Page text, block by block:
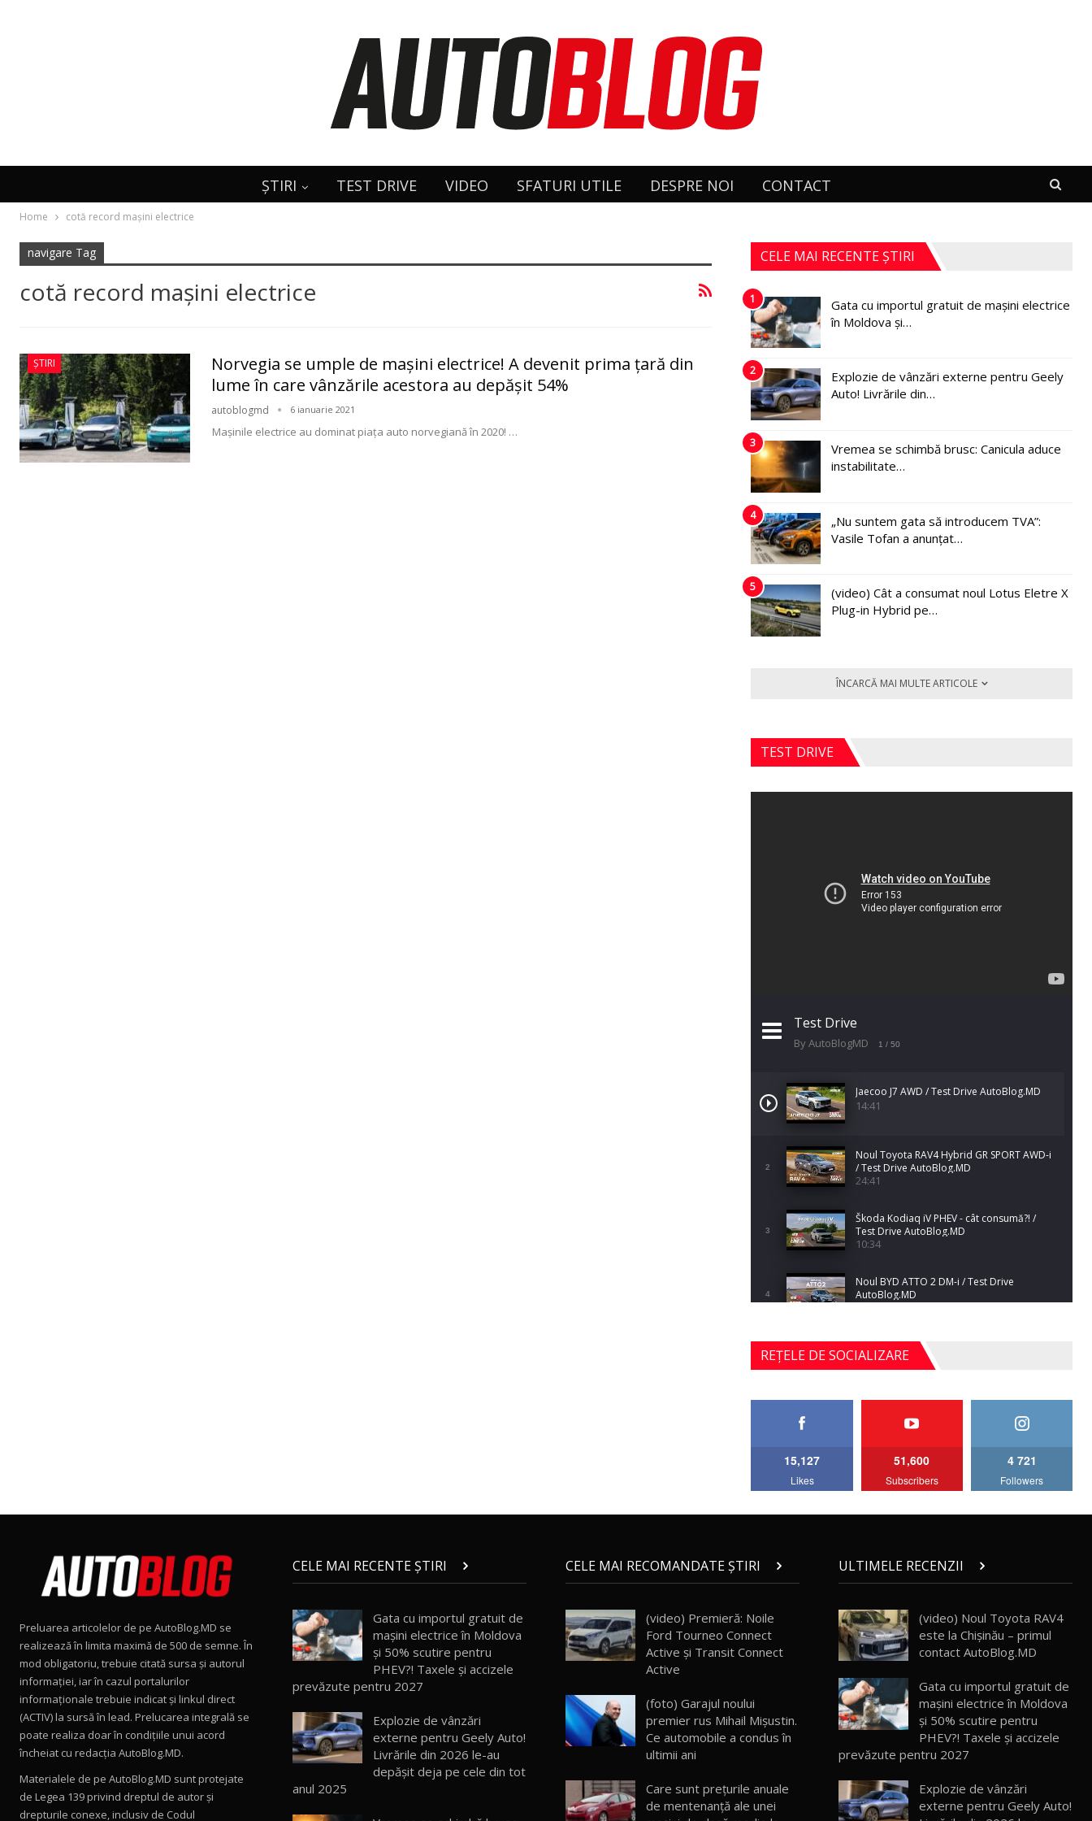
ȘTIRI TEST DRIVE VIDEO SFATURI UTILE DESPRE NOI CONTACT
Home cotă record maşini electrice
navigare Tag
cotă record maşini electrice
ȘTIRI
Norvegia se umple de maşini electrice! A devenit prima ţară din
lume în care vânzările acestora au depăşit 54%
autoblogmd 6 ianuarie 2021
Mașinile electrice au dominat piața auto norvegiană în 2020! …
CELE MAI RECENTE ȘTIRI
1
Gata cu importul gratuit de mașini electrice
în Moldova și…
2
Explozie de vânzări externe pentru Geely
Auto! Livrările din…
3
Vremea se schimbă brusc: Canicula aduce
instabilitate…
4
„Nu suntem gata să introducem TVA”:
Vasile Tofan a anunțat…
5
(video) Cât a consumat noul Lotus Eletre X
Plug-in Hybrid pe…
ÎNCARCĂ MAI MULTE ARTICOLE
TEST DRIVE
Test Drive
By AutoBlogMD 1 / 50
Jaecoo J7 AWD / Test Drive AutoBlog.MD
14:41
2
Noul Toyota RAV4 Hybrid GR SPORT AWD-i
/ Test Drive AutoBlog.MD
24:41
3
Škoda Kodiaq iV PHEV - cât consumă?! /
Test Drive AutoBlog.MD
10:34
4
Noul BYD ATTO 2 DM-i / Test Drive
AutoBlog.MD
5
Noul Mercedes-Benz S-Class facelift (S 580
4MATIC V223) / Test Drive AutoBlog.MD
27:33
AutoBlog.MD
15:08
15:22
Mercedes-AMG E 53 HYBRID 4MATIC+ /
Test Drive AutoBlog.MD
16:27
11
Noul Volvo ES90 / Test Drive AutoBlog.MD
Noul MG HS / Test Drive AutoBlog.MD
16:48
REȚELE DE SOCIALIZARE
15,127
Likes
51,600
Subscribers
4 721
Followers
Preluarea articolelor de pe AutoBlog.MD se
realizează în limita maximă de 500 de semne. În
mod obligatoriu, trebuie citată sursa și autorul
informației, iar în cazul portalurilor
informaționale trebuie indicat și linkul direct
(ACTIV) la sursă în lead. Prelucarea integrală se
poate realiza doar în condițiile unui acord
încheiat cu redacţia AutoBlog.MD.
Materialele de pe AutoBlog.MD sunt protejate
de Legea 139 privind dreptul de autor și
drepturile conexe, inclusiv de Codul
CELE MAI RECENTE ȘTIRI
Gata cu importul gratuit de
mașini electrice în Moldova
și 50% scutire pentru
PHEV?! Taxele și accizele
prevăzute pentru 2027
Explozie de vânzări
externe pentru Geely Auto!
Livrările din 2026 le-au
depășit deja pe cele din tot
anul 2025
CELE MAI RECOMANDATE ȘTIRI
(video) Premieră: Noile
Ford Tourneo Connect
Active şi Transit Connect
Active
(foto) Garajul noului
premier rus Mihail Mișustin.
Ce automobile a condus în
ultimii ani
Care sunt prețurile anuale
de mentenanță ale unei
ULTIMELE RECENZII
(video) Noul Toyota RAV4
este la Chișinău – primul
contact AutoBlog.MD
Gata cu importul gratuit de
mașini electrice în Moldova
și 50% scutire pentru
PHEV?! Taxele și accizele
prevăzute pentru 2027
Explozie de vânzări
externe pentru Geely Auto!